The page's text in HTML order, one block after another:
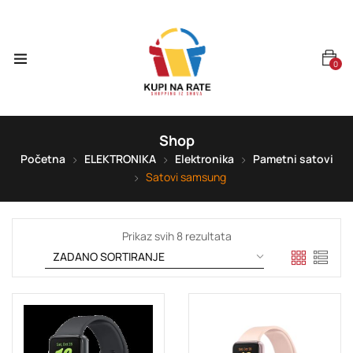
0
Shop
Početna ELEKTRONIKA Elektronika
Pametni satovi
Satovi samsung
Prikaz svih 8 rezultata